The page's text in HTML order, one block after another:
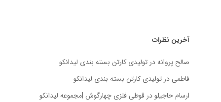
آخرین نظرات
صالح پروانهدر تولیدی کارتن بسته‌ بندی لیدانکو
فاطمیدر تولیدی کارتن بسته‌ بندی لیدانکو
ارسام حاجیلودر قوطی فلزی چهارگوش |مجموعه لیدانکو